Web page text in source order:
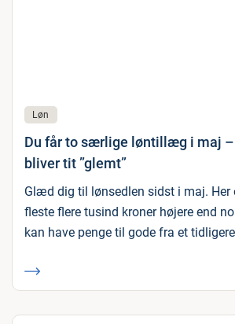
Løn
Du får to særlige løntillæg i maj
bliver tit ”glemt”
Glæd dig til lønsedlen sidst i maj. Her
fleste flere tusind kroner højere end
kan have penge til gode fra et